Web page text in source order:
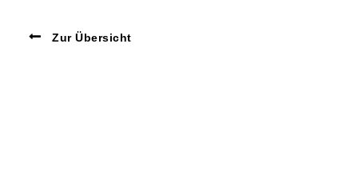
Zur Übersicht